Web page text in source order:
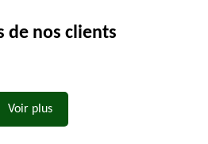
de nos clients
Voir plus